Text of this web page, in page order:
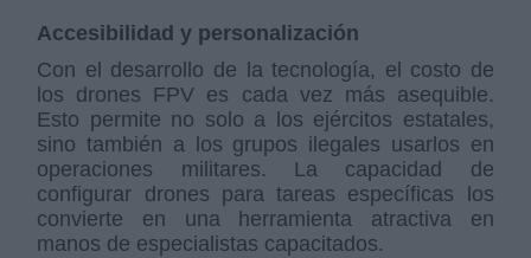
Accesibilidad y personalización
Con el desarrollo de la tecnología, el costo de
los drones FPV es cada vez más asequible.
Esto permite no solo a los ejércitos estatales,
sino también a los grupos ilegales usarlos en
operaciones militares. La capacidad de
configurar drones para tareas específicas los
convierte en una herramienta atractiva en
manos de especialistas capacitados.